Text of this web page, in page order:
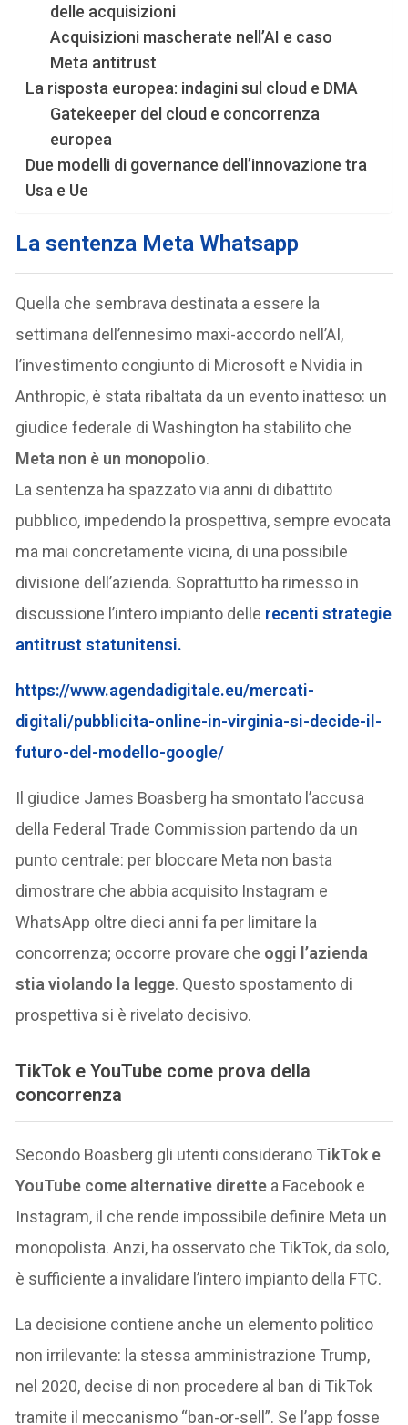
delle acquisizioni
Acquisizioni mascherate nell’AI e caso
Meta antitrust
La risposta europea: indagini sul cloud e DMA
Gatekeeper del cloud e concorrenza
europea
Due modelli di governance dell’innovazione tra
Usa e Ue
La sentenza Meta Whatsapp
Quella che sembrava destinata a essere la
settimana dell’ennesimo maxi-accordo nell’AI,
l’investimento congiunto di Microsoft e Nvidia in
Anthropic, è stata ribaltata da un evento inatteso: un
giudice federale di Washington ha stabilito che
Meta non è un monopolio.
La sentenza ha spazzato via anni di dibattito
pubblico, impedendo la prospettiva, sempre evocata
ma mai concretamente vicina, di una possibile
divisione dell’azienda. Soprattutto ha rimesso in
discussione l’intero impianto delle recenti strategie
antitrust statunitensi.
https://www.agendadigitale.eu/mercati-
digitali/pubblicita-online-in-virginia-si-decide-il-
futuro-del-modello-google/
Il giudice James Boasberg ha smontato l’accusa
della Federal Trade Commission partendo da un
punto centrale: per bloccare Meta non basta
dimostrare che abbia acquisito Instagram e
WhatsApp oltre dieci anni fa per limitare la
concorrenza; occorre provare che oggi l’azienda
stia violando la legge. Questo spostamento di
prospettiva si è rivelato decisivo.
TikTok e YouTube come prova della
concorrenza
Secondo Boasberg gli utenti considerano TikTok e
YouTube come alternative dirette a Facebook e
Instagram, il che rende impossibile definire Meta un
monopolista. Anzi, ha osservato che TikTok, da solo,
è sufficiente a invalidare l’intero impianto della FTC.
La decisione contiene anche un elemento politico
non irrilevante: la stessa amministrazione Trump,
nel 2020, decise di non procedere al ban di TikTok
tramite il meccanismo “ban-or-sell”. Se l’app fosse